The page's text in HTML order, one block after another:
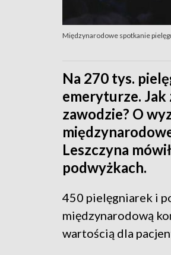
Międzynarodowe spotkanie
Na 270 tys.
emeryturze. Jak
zawodzie? O
Leszczyna
podwyżkach.
450 pielęgniarek i
międzynarodową
wartością dla